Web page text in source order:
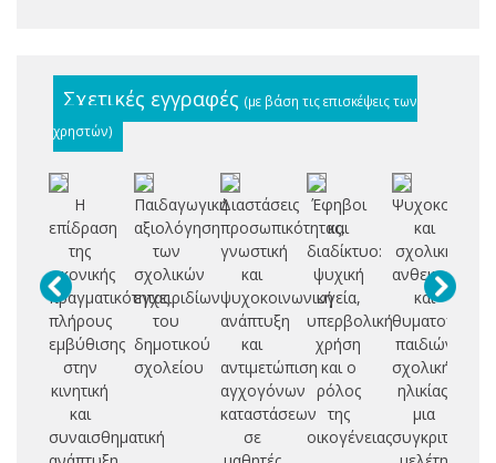
Σχετικές εγγραφές (με βάση τις επισκέψεις των
χρηστών)
Η
επίδραση
της
εικονικής
πραγματικότητας
πλήρους
εμβύθισης
στην
κινητική
και
συναισθηματική
Παιδαγωγική
αξιολόγηση
των
σχολικών
εγχειριδίων
του
δημοτικού
σχολείου
Διαστάσεις
προσωπικότητας,
γνωστική
και
ψυχοκοινωνική
ανάπτυξη
και
αντιμετώπιση
αγχογόνων
καταστάσεων
σε
Έφηβοι
και
διαδίκτυο:
ψυχική
υγεία,
υπερβολική
χρήση
και ο
ρόλος
της
οικογένειας
και
σχολική
ανθεκτικότητα
και
παιδιών
σχολικής
ηλικίας:
μια
συγκριτική